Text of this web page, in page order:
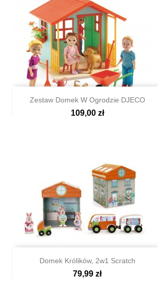
Szybki podgląd
Zestaw Domek W Ogrodzie DJECO
109,00 zł
Szybki podgląd
Domek Królików, 2w1 Scratch
79,99 zł